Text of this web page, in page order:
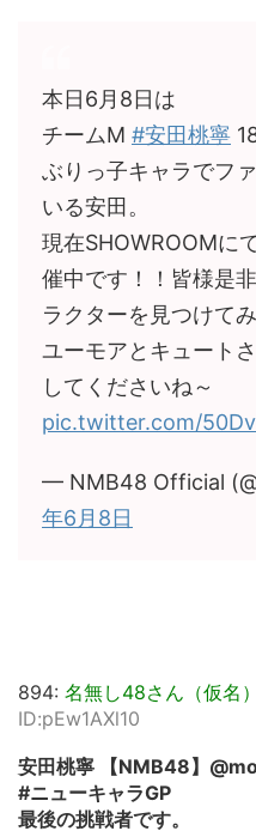
本日6月8日は
チームM #安田桃寧
ぶりっ子キャラでフ
いる安田。
現在SHOWROOMに
催中です！！皆様是
ラクターを見つけて
ユーモアとキュート
してくださいね～
pic.twitter.com/
— NMB48 Official
年6月8日
894: 名無し48さん（仮名）
ID:pEw1AXl10
安田桃寧 【NMB48】
#ニューキャラGP
最後の挑戦者です。